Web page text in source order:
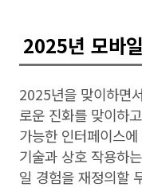
2025년 모바
2025년을 맞이하면
로운 진화를 맞이하
가능한 인터페이스
기술과 상호 작용하
일 경험을 재정의할